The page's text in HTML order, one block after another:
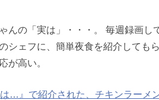
んの「実は」・・・。 毎週録画し
シェフに、簡単夜食を紹介しても
が高い。
は…』で紹介された、チキンラーメ